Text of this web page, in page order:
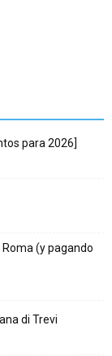
para 2026]
(y pagando
di Trevi